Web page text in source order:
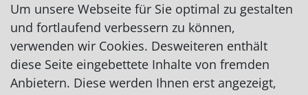
http://www.ferienwohnung-kattenhorn.de
Um unsere Webseite für Sie optimal zu gestalten
und fortlaufend verbessern zu können,
verwenden wir Cookies. Desweiteren enthält
diese Seite eingebettete Inhalte von fremden
Anbietern. Diese werden Ihnen erst angezeigt,